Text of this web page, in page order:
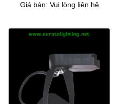
Giá bán: Vui lòng liên hệ